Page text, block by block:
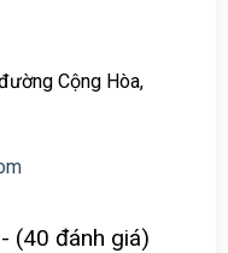
Cộng Hòa,
(40 đánh giá)